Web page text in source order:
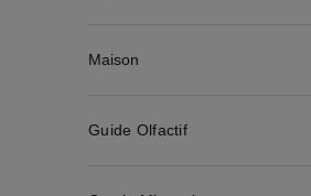
Maison
Guide Olfactif